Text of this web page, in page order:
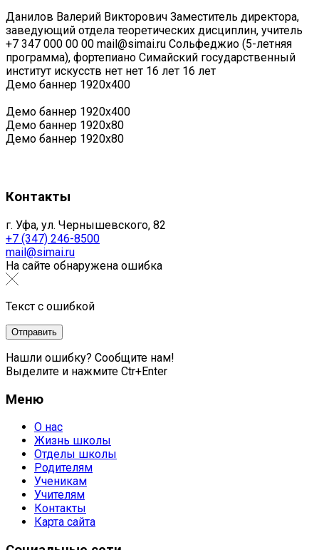
Данилов Валерий Викторович Заместитель директора,
заведующий отдела теоретических дисциплин, учитель
+7 347 000 00 00 mail@simai.ru Сольфеджио (5-летняя
программа), фортепиано Симайский государственный
институт искусств нет нет 16 лет 16 лет
Демо баннер 1920х400
Демо баннер 1920х400
Демо баннер 1920x80
Демо баннер 1920x80
Контакты
г. Уфа, ул. Чернышевского, 82
+7 (347) 246-8500
mail@simai.ru
На сайте обнаружена ошибка
Текст с ошибкой
Нашли ошибку? Сообщите нам!
Выделите и нажмите Ctr+Enter
Меню
О нас
Жизнь школы
Отделы школы
Родителям
Ученикам
Учителям
Контакты
Карта сайта